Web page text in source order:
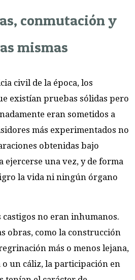
conmutación y
mismas
civil de la época, los
existían pruebas sólidas pero
eran sometidos a
más experimentados no
obtenidas bajo
ejercerse una vez, y de forma
la vida ni ningún órgano
no eran inhumanos.
obras, como la construcción
más o menos lejana,
un cáliz, la participación en